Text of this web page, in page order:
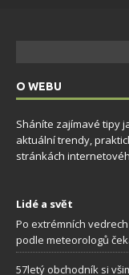
O WEBU
Sháníte zajímavé tipy
aktuální trendy,
stránkách
Lidé a svět
Po extrémních
podle meteorologů
57letý obchodník si